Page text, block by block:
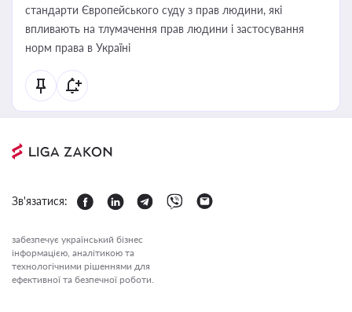
стандарти Європейського суду з прав людини, які
впливають на тлумачення прав людини і застосування
норм права в Україні
Зв'язатися:
забезпечує український бізнес
інформацією, аналітикою та
технологічними рішеннями для
ефективної та безпечної роботи.